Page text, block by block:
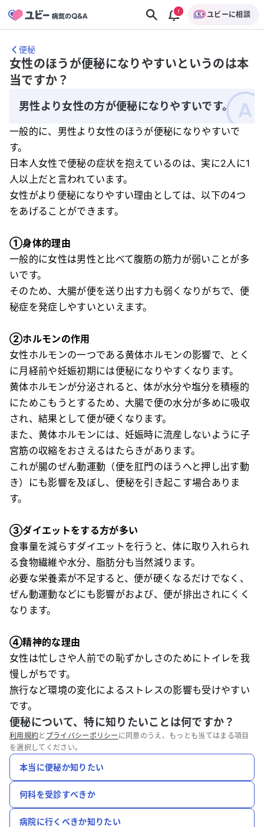
ユビーに相談
便秘
女性のほうが便秘になりやすいというのは本
当ですか？
男性より女性の方が便秘になりやすいです。
一般的に、男性より女性のほうが便秘になりやすいで
す。
日本人女性で便秘の症状を抱えているのは、実に2人に1
人以上だと言われています。
女性がより便秘になりやすい理由としては、以下の4つ
をあげることができます。
①身体的理由
一般的に女性は男性と比べて腹筋の筋力が弱いことが多
いです。
そのため、大腸が便を送り出す力も弱くなりがちで、便
秘症を発症しやすいといえます。
②ホルモンの作用
女性ホルモンの一つである黄体ホルモンの影響で、とく
に月経前や妊娠初期には便秘になりやすくなります。
黄体ホルモンが分泌されると、体が水分や塩分を積極的
にためこもうとするため、大腸で便の水分が多めに吸収
され、結果として便が硬くなります。
また、黄体ホルモンには、妊娠時に流産しないように子
宮筋の収縮をおさえるはたらきがあります。
これが腸のぜん動運動（便を肛門のほうへと押し出す動
き）にも影響を及ぼし、便秘を引き起こす場合ありま
す。
③ダイエットをする方が多い
食事量を減らすダイエットを行うと、体に取り入れられ
る食物繊維や水分、脂肪分も当然減ります。
必要な栄養素が不足すると、便が硬くなるだけでなく、
ぜん動運動などにも影響がおよび、便が排出されにくく
なります。
④精神的な理由
女性は忙しさや人前での恥ずかしさのためにトイレを我
慢しがちです。
旅行など環境の変化によるストレスの影響も受けやすい
です。
便秘について、特に知りたいことは何ですか？
利用規約と プライバシーポリシー に同意のうえ、もっとも当てはまる項目
を選択してください。
本当に便秘か知りたい
何科を受診すべきか
病院に行くべきか知りたい